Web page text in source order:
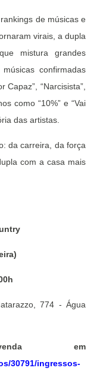
de músicas e
virais, a dupla
mistura grandes
confirmadas
Capaz”, “Narcisista”,
como “10%” e “Vai
das artistas.
da carreira, da força
com a casa mais
774 - Água
em
30791/ingressos-